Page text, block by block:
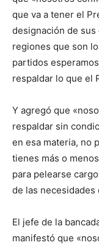
que va a tener el
designación de
regiones que son
partidos
respaldar lo que el
Y agregó que
respaldar sin
en esa materia, no
tienes más o
para pelearse
de las necesidades
El jefe de la
manifestó que